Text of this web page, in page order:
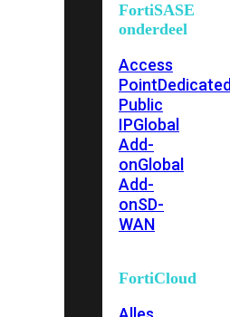
FortiSASE
onderdeel
Access
PointDedicated
Public
IPGlobal
Add-
onGlobal
Add-
onSD-
WAN
FortiCloud